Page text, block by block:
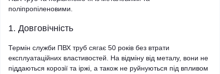
поліпропіленовими.
1. Довговічність
Термін служби ПВХ труб сягає 50 років без втрати
експлуатаційних властивостей. На відміну від металу, вони не
піддаються корозії та іржі, а також не руйнуються під впливом